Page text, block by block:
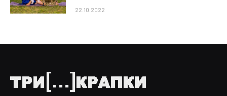
22.10.2022